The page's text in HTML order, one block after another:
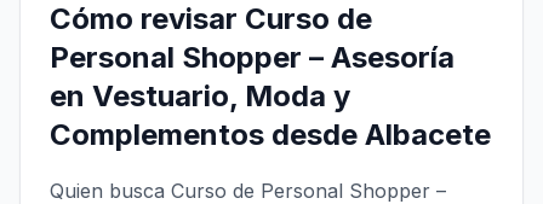
Cómo revisar Curso de
Personal Shopper – Asesoría
en Vestuario, Moda y
Complementos desde Albacete
Quien busca Curso de Personal Shopper –